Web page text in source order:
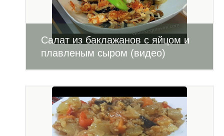
Салат из баклажанов с яйцом и
плавленым сыром (видео)